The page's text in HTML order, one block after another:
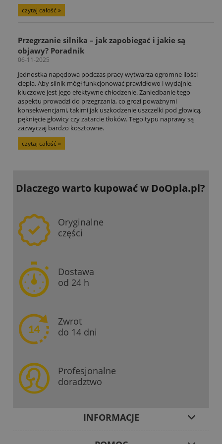
czytaj całość »
Przegrzanie silnika – jak zapobiegać i jakie są
objawy? Poradnik
06-11-2025
Jednostka napędowa podczas pracy wytwarza ogromne ilości
ciepła. Aby silnik mógł funkcjonować prawidłowo i wydajnie,
kluczowe jest jego efektywne chłodzenie. Zaniedbanie tego
aspektu prowadzi do przegrzania, co grozi poważnymi
konsekwencjami, takimi jak uszkodzenie uszczelki pod głowicą,
pęknięcie głowicy czy zatarcie tłoków. Tego typu naprawy są
zazwyczaj bardzo kosztowne.
czytaj całość »
Dlaczego warto kupowaćw DoOpla.pl?
Oryginalne
części
Dostawa
od 24 h
Zwrot
do 14 dni
Profesjonalne
doradztwo
INFORMACJE